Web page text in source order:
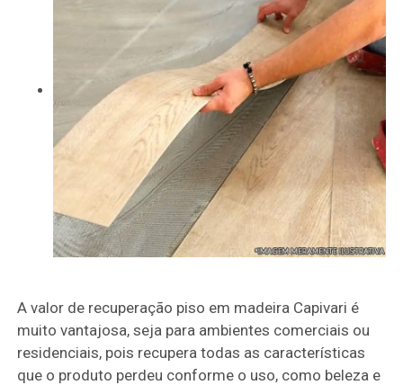
A valor de recuperação piso em madeira Capivari é
muito vantajosa, seja para ambientes comerciais ou
residenciais, pois recupera todas as características
que o produto perdeu conforme o uso, como beleza e